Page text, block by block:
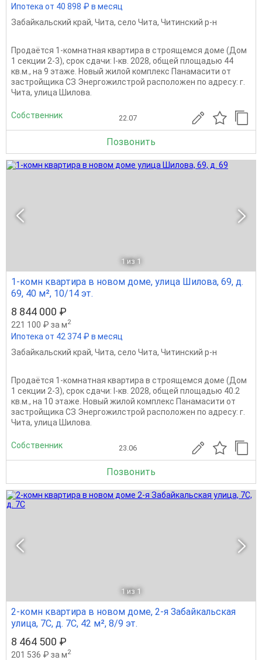
Ипотека от 40 898 ₽ в месяц
Забайкальский край, Чита, село Чита, Читинский р-н
Продаётся 1-комнатная квартира в строящемся доме (Дом
1 секции 2-3), срок сдачи: I-кв. 2028, общей площадью 44
кв.м., на 9 этаже. Новый жилой комплекс Панамасити от
застройщика СЗ Энергожилстрой расположен по адресу: г.
Чита, улица Шилова.
Собственник 22.07
Позвонить
1 из 1
1-комн квартира в новом доме, улица Шилова, 69, д.
69, 40 м², 10/14 эт.
8 844 000 ₽
221 100 ₽ за м2
Ипотека от 42 374 ₽ в месяц
Забайкальский край, Чита, село Чита, Читинский р-н
Продаётся 1-комнатная квартира в строящемся доме (Дом
1 секции 2-3), срок сдачи: I-кв. 2028, общей площадью 40.2
кв.м., на 10 этаже. Новый жилой комплекс Панамасити от
застройщика СЗ Энергожилстрой расположен по адресу: г.
Чита, улица Шилова.
Собственник 23.06
Позвонить
1 из 1
2-комн квартира в новом доме, 2-я Забайкальская
улица, 7С, д. 7С, 42 м², 8/9 эт.
8 464 500 ₽
201 536 ₽ за м2